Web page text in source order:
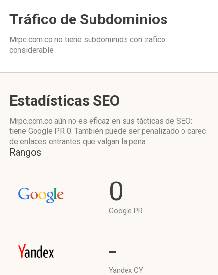
Tráfico de Subdominios
Mrpc.com.co no tiene subdominios con tráfico
considerable.
Estadísticas SEO
Mrpc.com.co aún no es eficaz en sus tácticas de SEO:
tiene Google PR 0. También puede ser penalizado o carec
de enlaces entrantes que valgan la pena.
Rangos
0
Google PR
-
Yandex CY